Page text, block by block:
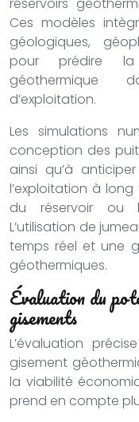
Ces modèles
géologiques,
pour prédire la
géothermique
d’exploitation.
Les simulations
conception des
ainsi qu’à
l’exploitation à
du réservoir ou
L’utilisation de
temps réel et une
géothermiques.
Évaluation du
gisements
L’évaluation
gisement
la viabilité
prend en compte